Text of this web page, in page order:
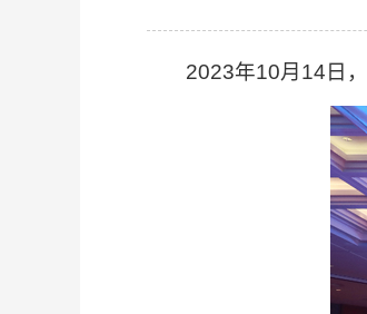
2023年10月14日，